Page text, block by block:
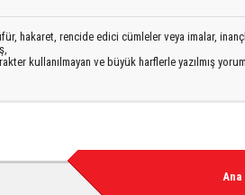
hakaret, rencide edici cümleler veya imalar,
kullanılmayan ve büyük harflerle yazılmış
Ana